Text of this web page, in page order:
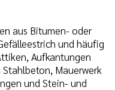
aus Bitumen- oder
und häufig
Aufkantungen
Mauerwerk
und Stein- und